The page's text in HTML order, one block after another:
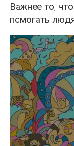
Важнее то,
помогать